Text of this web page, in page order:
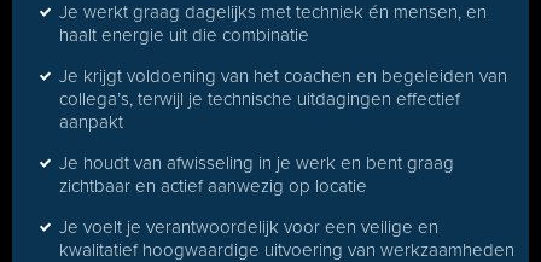
Je werkt graag dagelijks met techniek én mensen, en
haalt energie uit die combinatie
Je krijgt voldoening van het coachen en begeleiden van
collega’s, terwijl je technische uitdagingen effectief
aanpakt
Je houdt van afwisseling in je werk en bent graag
zichtbaar en actief aanwezig op locatie
Je voelt je verantwoordelijk voor een veilige en
kwalitatief hoogwaardige uitvoering van werkzaamheden